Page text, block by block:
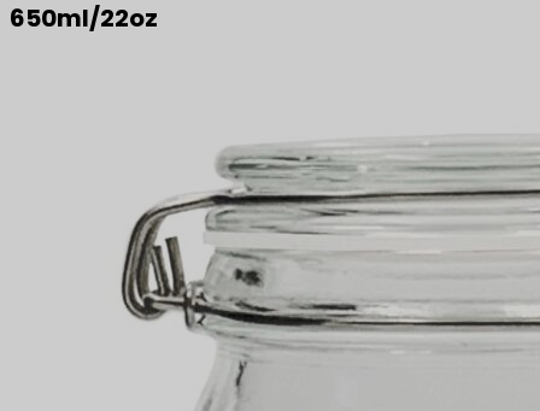
650ml/22oz